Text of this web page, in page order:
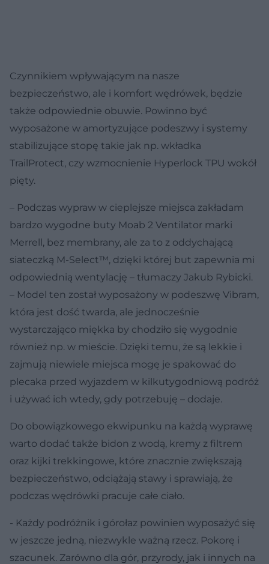
Czynnikiem wpływającym na nasze
bezpieczeństwo, ale i komfort wędrówek, będzie
także odpowiednie obuwie. Powinno być
wyposażone w amortyzujące podeszwy i systemy
stabilizujące stopę takie jak np. wkładka
TrailProtect, czy wzmocnienie Hyperlock TPU wokół
pięty.
– Podczas wypraw w cieplejsze miejsca zakładam
bardzo wygodne buty Moab 2 Ventilator marki
Merrell, bez membrany, ale za to z oddychającą
siateczką M-Select™, dzięki której but zapewnia mi
odpowiednią wentylację – tłumaczy Jakub Rybicki.
– Model ten został wyposażony w podeszwę Vibram,
która jest dość twarda, ale jednocześnie
wystarczająco miękka by chodziło się wygodnie
również np. w mieście. Dzięki temu, że są lekkie i
zajmują niewiele miejsca mogę je spakować do
plecaka przed wyjazdem w kilkutygodniową podróż
i używać ich wtedy, gdy potrzebuję – dodaje.
Do obowiązkowego ekwipunku na każdą wyprawę
warto dodać także bidon z wodą, kremy z filtrem
oraz kijki trekkingowe, które znacznie zwiększają
bezpieczeństwo, odciążają stawy i sprawiają, że
podczas wędrówki pracuje całe ciało.
- Każdy podróżnik i górołaz powinien wyposażyć się
w jeszcze jedną, niezwykle ważną rzecz. Pokorę i
szacunek. Zarówno dla gór, przyrody, jak i innych na